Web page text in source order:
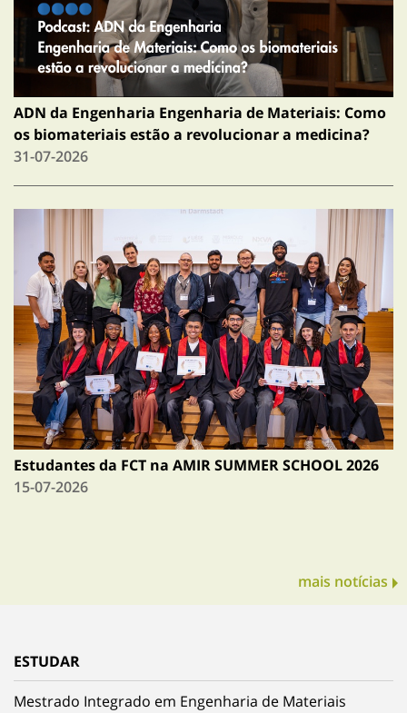
ADN da Engenharia Engenharia de Materiais: Como
os biomateriais estão a revolucionar a medicina?
31-07-2026
Estudantes da FCT na AMIR SUMMER SCHOOL 2026
15-07-2026
mais notícias
ESTUDAR
Mestrado Integrado em Engenharia de Materiais